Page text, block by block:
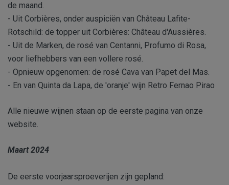
de maand.
- Uit Corbières, onder auspiciën van Château Lafite-
Rotschild: de topper uit Corbières: Château d'Aussières.
- Uit de Marken, de rosé van Centanni, Profumo di Rosa,
voor liefhebbers van een vollere rosé.
- Opnieuw opgenomen: de rosé Cava van Papet del Mas.
- En van Quinta da Lapa, de 'oranje' wijn Retro Fernao Pirao
Alle nieuwe wijnen staan op de eerste pagina van onze
website.
Maart 2024
De eerste voorjaarsproeverijen zijn gepland: